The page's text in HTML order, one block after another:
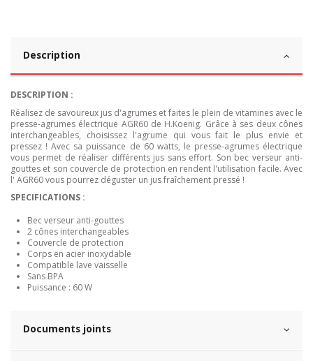
Description
DESCRIPTION :
Réalisez de savoureux jus d'agrumes et faites le plein de vitamines avec le
presse-agrumes électrique AGR60 de H.Koenig. Grâce à ses deux cônes
interchangeables, choisissez l'agrume qui vous fait le plus envie et
pressez ! Avec sa puissance de 60 watts, le presse-agrumes électrique
vous permet de réaliser différents jus sans effort. Son bec verseur anti-
gouttes et son couvercle de protection en rendent l'utilisation facile. Avec
l' AGR60 vous pourrez déguster un jus fraîchement pressé !
SPECIFICATIONS :
Bec verseur anti-gouttes
2 cônes interchangeables
Couvercle de protection
Corps en acier inoxydable
Compatible lave vaisselle
Sans BPA
Puissance : 60 W
Documents joints